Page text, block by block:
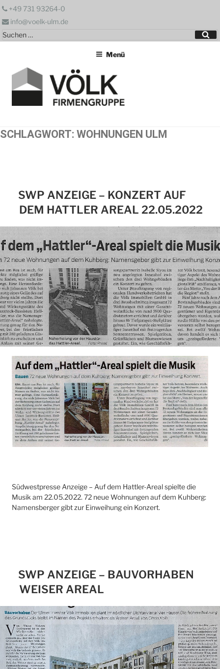
Zum
springen
+49 731 93264-0
info@voelk-ulm.de
Suchen
nach:
Menü
SCHLAGWORT: WOHNUNGEN ULM
SWP ANZEIGE – KONZERT AUF
DEM HATTLER AREAL 22.05.2022
Südwestpresse Anzeige – Auf dem Hattler-Areal spielte die
Musik am 22.05.2022. 72 neue Wohnungen auf dem Kuhberg:
Namensberger gibt zur Einweihung ein Konzert.
SWP ANZEIGE – BAUVORHABEN
WEISER AREAL